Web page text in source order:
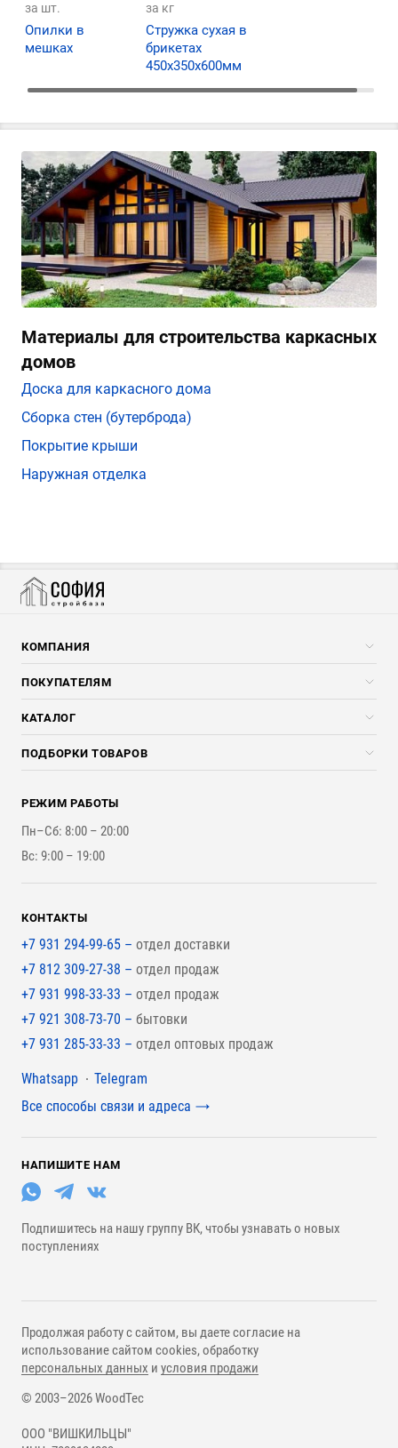
за шт.
Опилки в
мешках
за кг
Стружка сухая в
брикетах
450х350х600мм
Материалы для строительства каркасных
домов
Доска для каркасного дома
Сборка стен (бутерброда)
Покрытие крыши
Наружная отделка
КОМПАНИЯ
Компания
Услуги
ПОКУПАТЕЛЯМ
Скидки стройкомпаниям
Доставка и разгрузка
Оплата и Возврат
Наши работы
КАТАЛОГ
Погонажные изделия
Брикеты, Дрова, Стружка
Стройматериалы
Инструменты
ПОДБОРКИ ТОВАРОВ
Для бутерброда стены
Для наружной отделки
Для покрытия крыши
РЕЖИМ РАБОТЫ
Пн–Сб: 8:00 – 20:00
Вс: 9:00 – 19:00
КОНТАКТЫ
+7 931 294-99-65 – отдел доставки
+7 812 309-27-38 – отдел продаж
+7 931 998-33-33 – отдел продаж
+7 921 308-73-70 – бытовки
+7 931 285-33-33 – отдел оптовых продаж
Мессенджеры
Whatsapp
Telegram
Все способы связи и адреса
НАПИШИТЕ НАМ
Подпишитесь на нашу группу ВК, чтобы узнавать о новых
поступлениях
© 2003–2026 WoodTec
ООО "ВИШКИЛЬЦЫ"
Продолжая работу с сайтом, вы даете согласие на
использование сайтом cookies, обработку
персональных данных и условия продажи